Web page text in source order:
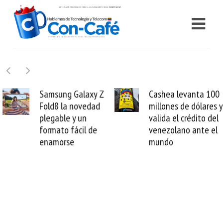
Samsung Galaxy Z
Fold8 la novedad
plegable y un
formato fácil de
enamorse
Cashea levanta 100
millones de dólares y
valida el crédito del
venezolano ante el
mundo